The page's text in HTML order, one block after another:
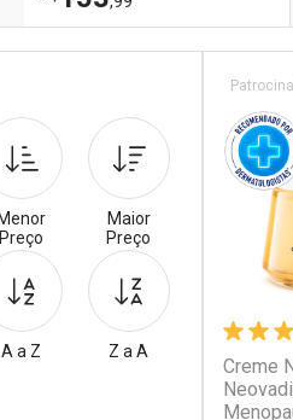
Creme
Menor
Preço
Maior
Preço
A a Z Z a A